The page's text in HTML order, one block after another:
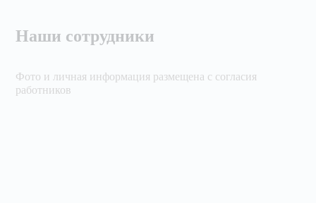
Наши сотрудники
Фото и личная информация размещена с согласия
работников